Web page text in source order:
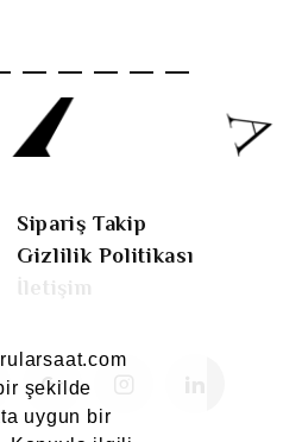
şekilde
uygun bir
Sipariş Takip
Gizlilik Politikası